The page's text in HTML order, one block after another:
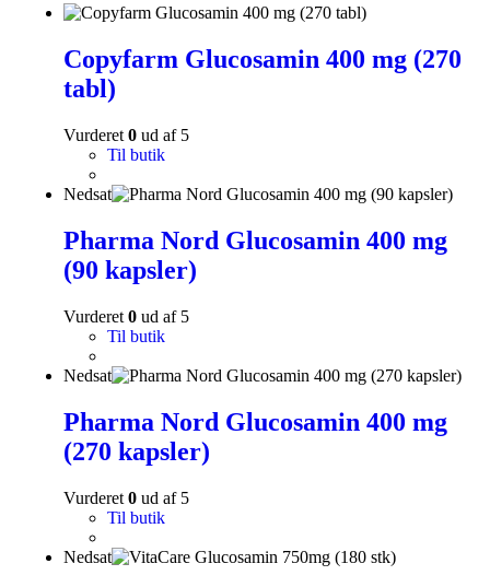
Copyfarm Glucosamin 400 mg (270
tabl)
Vurderet 0 ud af 5
Til butik
Nedsat
Pharma Nord Glucosamin 400 mg
(90 kapsler)
Vurderet 0 ud af 5
Til butik
Nedsat
Pharma Nord Glucosamin 400 mg
(270 kapsler)
Vurderet 0 ud af 5
Til butik
Nedsat